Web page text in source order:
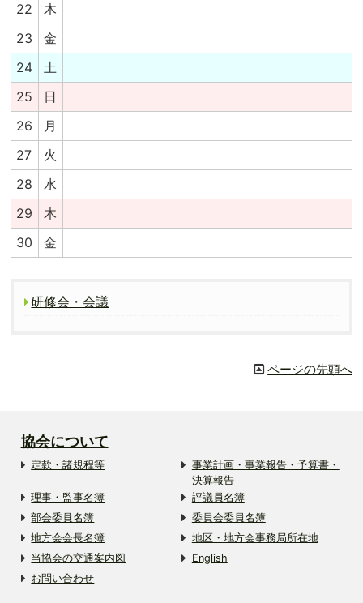
22
木
23
金
24
土
25
日
26
月
27
火
28
水
29
木
30
金
研修会・会議
ページの先頭へ
協会について
定款・諸規程等
事業計画・事業報告・予算書・
決算報告
理事・監事名簿
評議員名簿
部会委員名簿
委員会委員名簿
地方会会長名簿
地区・地方会事務局所在地
当協会の交通案内図
English
お問い合わせ